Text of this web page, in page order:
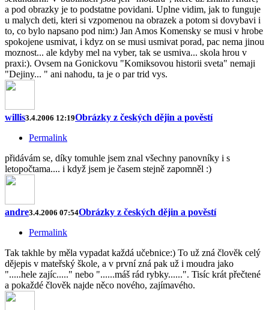
a pod obrazky je to podstatne povidani. Uplne vidim, jak to funguje
u malych deti, kteri si vzpomenou na obrazek a potom si dovybavi i
to, co bylo napsano pod nim:) Jan Amos Komensky se musi v hrobe
spokojene usmivat, i kdyz on se musi usmivat porad, pac nema jinou
moznost... ale kdyby mel na vyber, tak se usmiva... skola hrou v
praxi:). Ovsem na Gonickovu "Komiksovou historii sveta" nemaji
"Dejiny... " ani nahodu, ta je o par trid vys.
willis3.4.2006 12:19Obrázky z českých dějin a pověstí
Permalink
přidávám se, díky tomuhle jsem znal všechny panovníky i s
letopočtama.... i když jsem je časem stejně zapomněl :)
andre3.4.2006 07:54Obrázky z českých dějin a pověstí
Permalink
Tak takhle by měla vypadat každá učebnice:) To už zná člověk celý
dějepis v mateřský škole, a v první zná pak už i moudra jako
".....hele zajíc....." nebo "......máš rád rybky......". Tisíc krát přečtené
a pokaždé člověk najde něco nového, zajímavého.